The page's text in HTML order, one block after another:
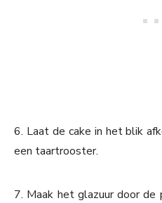
6. Laat de cake in het blik
een taartrooster.
7. Maak het glazuur door de